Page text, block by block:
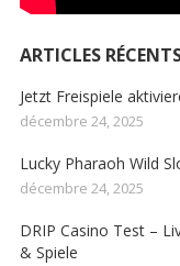
ARTICLES
Jetzt Freispiele
décembre 24, 2025
Lucky Pharaoh Wild
décembre 24, 2025
DRIP Casino Test –
& Spiele